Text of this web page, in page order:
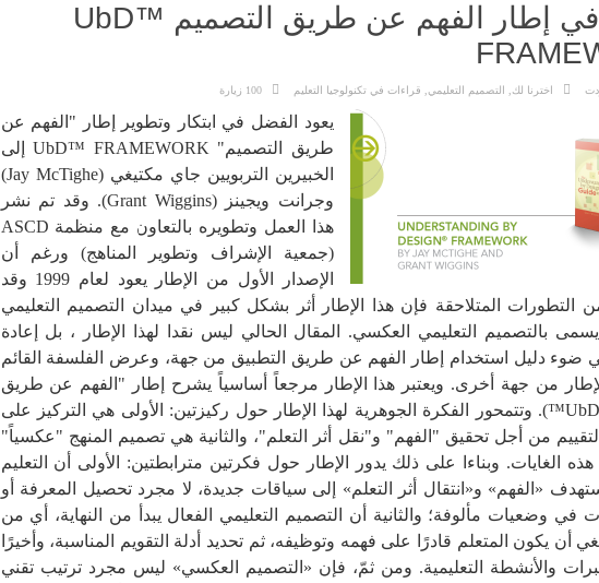
قراءة في إطار الفهم عن طريق التصميم UbD™
اخترنا لك التصميم التعليمي قراءات في تكنولوجيا التعليم 100 زيارة
يعود الفضل في ابتكار وتطوير إطار "الفهم عن
طريق التصميم" UbD™ FRAMEWORK إلى
الخبيرين التربويين جاي مكتيغي (Jay McTighe)
وجرانت ويجينز (Grant Wiggins). وقد تم نشر
هذا العمل وتطويره بالتعاون مع منظمة ASCD
(جمعية الإشراف وتطوير المناهج) ورغم أن
الإصدار الأول من الإطار يعود لعام 1999 وقد
التطورات المتلاحقة فإن هذا الإطار أثر بشكل كبير في ميدان التصميم التعليمي
بالتصميم التعليمي العكسي. المقال الحالي ليس نقدا لهذا الإطار ، بل إعادة
ضوء دليل استخدام إطار الفهم عن طريق التطبيق من جهة، وعرض الفلسفة القائم
من جهة أخرى. ويعتبر هذا الإطار مرجعاً أساسياً يشرح إطار "الفهم عن طريق
التصميم" (UbD™). وتتمحور الفكرة الجوهرية لهذا الإطار حول ركيزتين: الأولى هي التركيز على
من أجل تحقيق "الفهم" و"نقل أثر التعلم"، والثانية هي تصميم المنهج "عكسياً"
هذه الغايات. وبناءا على ذلك يدور الإطار حول فكرتين مترابطتين: الأولى أن التعليم
«الفهم» و«انتقال أثر التعلم» إلى سياقات جديدة، لا مجرد تحصيل المعرفة أو
في وضعيات مألوفة؛ والثانية أن التصميم التعليمي الفعال يبدأ من النهاية، أي من
أن يكون المتعلم قادرًا على فهمه وتوظيفه، ثم تحديد أدلة التقويم المناسبة، وأخيرًا
والأنشطة التعليمية. ومن ثمّ، فإن «التصميم العكسي» ليس مجرد ترتيب تقني